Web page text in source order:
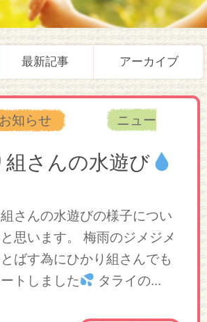
最新記事 アーカイブ
お知らせ
ニュー
組さんの水遊び
さんの水遊びの様子につい
思います。 梅雨のジメジメ
ばす為にひかり組さんでも
トしました
タライの...